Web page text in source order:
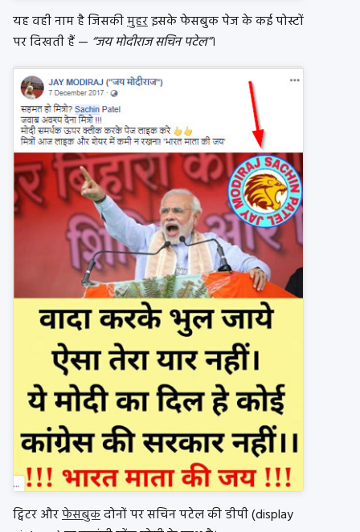
यह वही नाम है जिसकीमुहरइसके फेसबुक पेज के कई पोस्टों
पर दिखती हैं — “जय मोदीराज सचिन पटेल”।
ट्विटर औरफेसबुकदोनों पर सचिन पटेल की डीपी (display